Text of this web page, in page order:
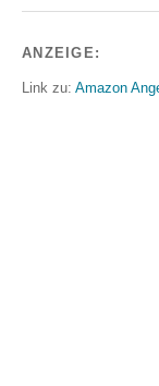
ANZEIGE:
Link zu: Amazon